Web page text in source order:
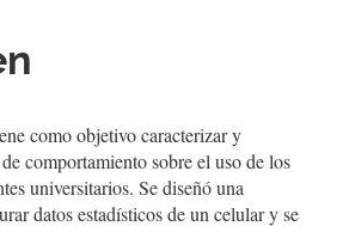
como objetivo caracterizar y
comportamiento sobre el uso de los
universitarios. Se diseñó una
datos estadísticos de un celular y se